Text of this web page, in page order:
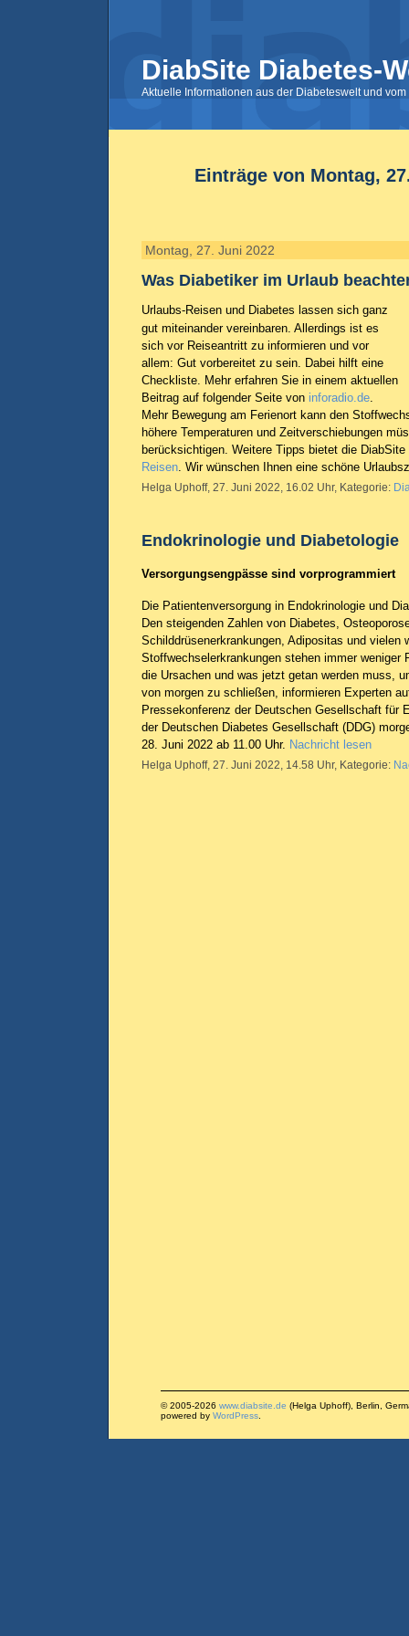
DiabSite Diabetes-
Aktuelle Informationen aus der Diabeteswelt und
Einträge von Montag,
Montag, 27. Juni 2022
Was Diabetiker im Urlaub
Urlaubs-Reisen und Diabetes lassen sich ganz
gut miteinander vereinbaren. Allerdings ist es
sich vor Reiseantritt zu informieren und vor
allem: Gut vorbereitet zu sein. Dabei hilft eine
Checkliste. Mehr erfahren Sie in einem aktuellen
Beitrag auf folgender Seite von inforadio.de.
Mehr Bewegung am Ferienort kann den
höhere Temperaturen und Zeitverschiebungen
berücksichtigen. Weitere Tipps bietet die
Reisen. Wir wünschen Ihnen eine schöne
Helga Uphoff, 27. Juni 2022, 16.02 Uhr, Kategorie:
Endokrinologie und Diabetologie
Versorgungsengpässe sind vorprogrammiert
Die Patientenversorgung in Endokrinologie und
Den steigenden Zahlen von Diabetes,
Schilddrüsenerkrankungen, Adipositas und vielen
Stoffwechselerkrankungen stehen immer weniger
die Ursachen und was jetzt getan werden muss,
von morgen zu schließen, informieren Experten
Pressekonferenz der Deutschen Gesellschaft für
der Deutschen Diabetes Gesellschaft (DDG)
28. Juni 2022 ab 11.00 Uhr. Nachricht lesen
Helga Uphoff, 27. Juni 2022, 14.58 Uhr, Kategorie:
© 2005-2026 www.diabsite.de (Helga Uphoff), Berlin,
powered by WordPress.